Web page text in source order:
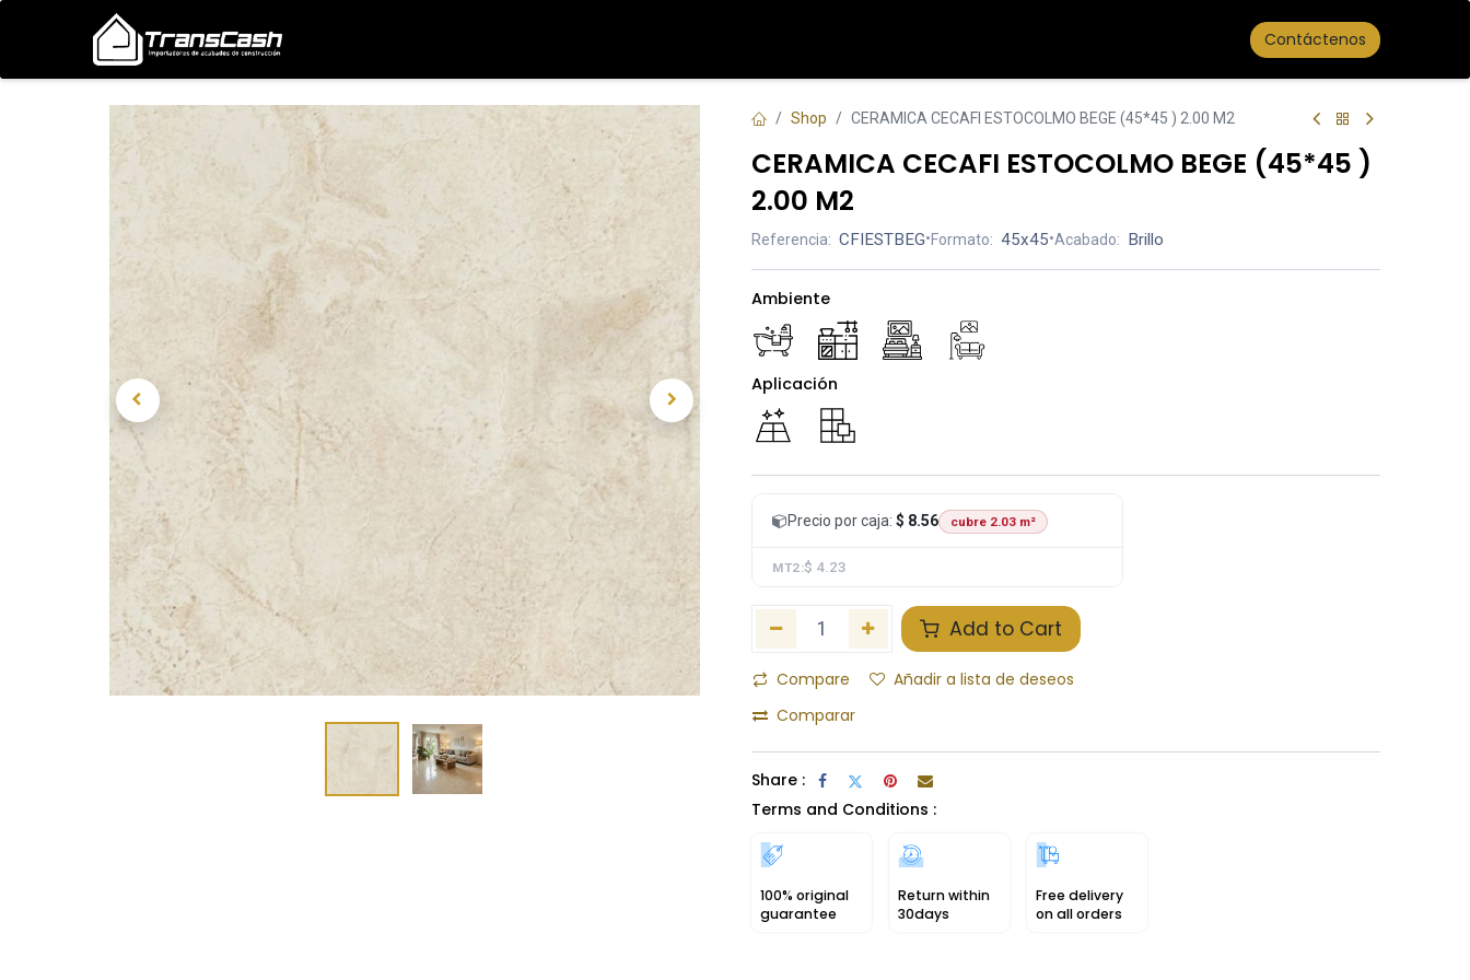
Contáctenos
Shop CERAMICA CECAFI ESTOCOLMO BEGE (45*45 ) 2.00 M2
CERAMICA CECAFI ESTOCOLMO BEGE (45*45 )
2.00 M2
Referencia: CFIESTBEG•Formato: 45x45•Acabado: Brillo
Ambiente
Aplicación
Precio por caja: $ 8.56 cubre 2.03 m²
MT2:$ 4.23
Add to Cart
Compare
Añadir a lista de deseos
Comparar
Share :
Terms and Conditions :
100% original
guarantee
Return within
30days
Free delivery
on all orders